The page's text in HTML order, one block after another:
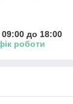
до 18:00
роботи